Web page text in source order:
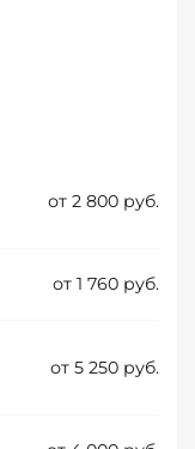
от 2 800 руб.
от 1 760 руб.
от 5 250 руб.